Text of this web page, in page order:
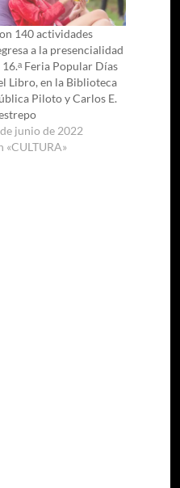
140 actividades
a la presencialidad
16.ᵃ Feria Popular Días
Libro, en la Biblioteca
Piloto y Carlos E.
junio de 2022
«CULTURA»